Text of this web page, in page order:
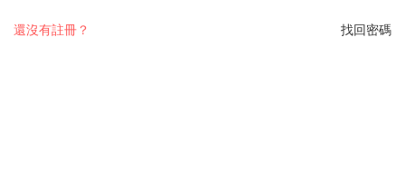
找回密碼
還沒有註冊？